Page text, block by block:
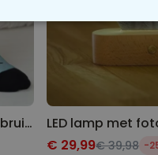
Gepersonaliseerde sokken bruiloft met 2 gezichten
LED lamp met
€ 29,99€ 39,98 -